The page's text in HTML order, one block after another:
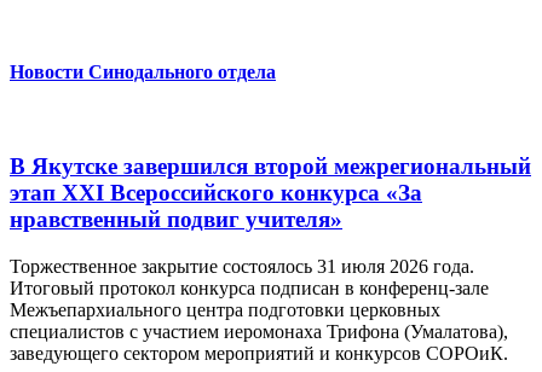
Новости Синодального отдела
В Якутске завершился второй межрегиональный
этап XXI Всероссийского конкурса «За
нравственный подвиг учителя»
Торжественное закрытие состоялось 31 июля 2026 года.
Итоговый протокол конкурса подписан в конференц-зале
Межъепархиального центра подготовки церковных
специалистов с участием иеромонаха Трифона (Умалатова),
заведующего сектором мероприятий и конкурсов СОРОиК.